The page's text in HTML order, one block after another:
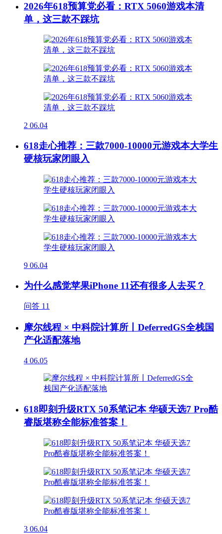
2026年618预算党必看：RTX 5060游戏本清
单，这三款不踩坑
2 06.04
618走心推荐：三款7000-10000元游戏本大学生
硬核玩家闭眼入
9 06.04
为什么感觉苹果iPhone 11还有很多人去买？
问答 11
摩尔线程 × 中科院计算所丨DeferredGS全栈国
产化适配落地
4 06.05
618即刻升级RTX 50系笔记本 华硕天选7 Pro酷
睿版堪称全能标准答案！
3 06.04